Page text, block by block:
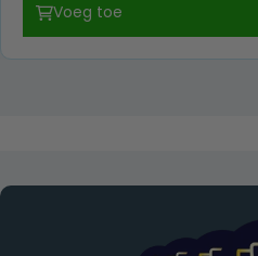
€ 687,00.€ 587,00.
Voeg toe